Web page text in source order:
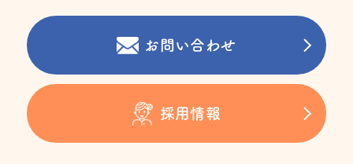
お問い合わせ
採用情報